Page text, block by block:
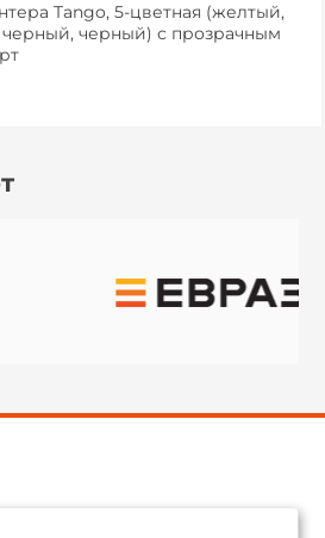
Tango, 5-цветная (желтый,
черный) с прозрачным